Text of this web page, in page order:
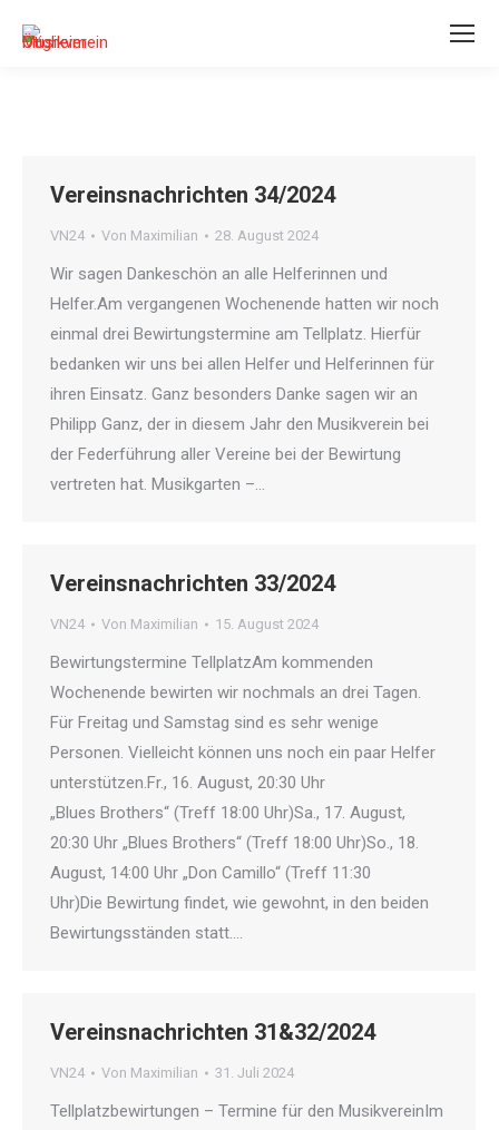
Vereinsnachrichten 34/2024
VN24 Von Maximilian 28. August 2024
Wir sagen Dankeschön an alle Helferinnen und
Helfer.Am vergangenen Wochenende hatten wir noch
einmal drei Bewirtungstermine am Tellplatz. Hierfür
bedanken wir uns bei allen Helfer und Helferinnen für
ihren Einsatz. Ganz besonders Danke sagen wir an
Philipp Ganz, der in diesem Jahr den Musikverein bei
der Federführung aller Vereine bei der Bewirtung
vertreten hat. Musikgarten –…
Vereinsnachrichten 33/2024
VN24 Von Maximilian 15. August 2024
Bewirtungstermine TellplatzAm kommenden
Wochenende bewirten wir nochmals an drei Tagen.
Für Freitag und Samstag sind es sehr wenige
Personen. Vielleicht können uns noch ein paar Helfer
unterstützen.Fr., 16. August, 20:30 Uhr
„Blues Brothers“ (Treff 18:00 Uhr)Sa., 17. August,
20:30 Uhr „Blues Brothers“ (Treff 18:00 Uhr)So., 18.
August, 14:00 Uhr „Don Camillo“ (Treff 11:30
Uhr)Die Bewirtung findet, wie gewohnt, in den beiden
Bewirtungsständen statt.…
Vereinsnachrichten 31&32/2024
VN24 Von Maximilian 31. Juli 2024
Tellplatzbewirtungen – Termine für den MusikvereinIm